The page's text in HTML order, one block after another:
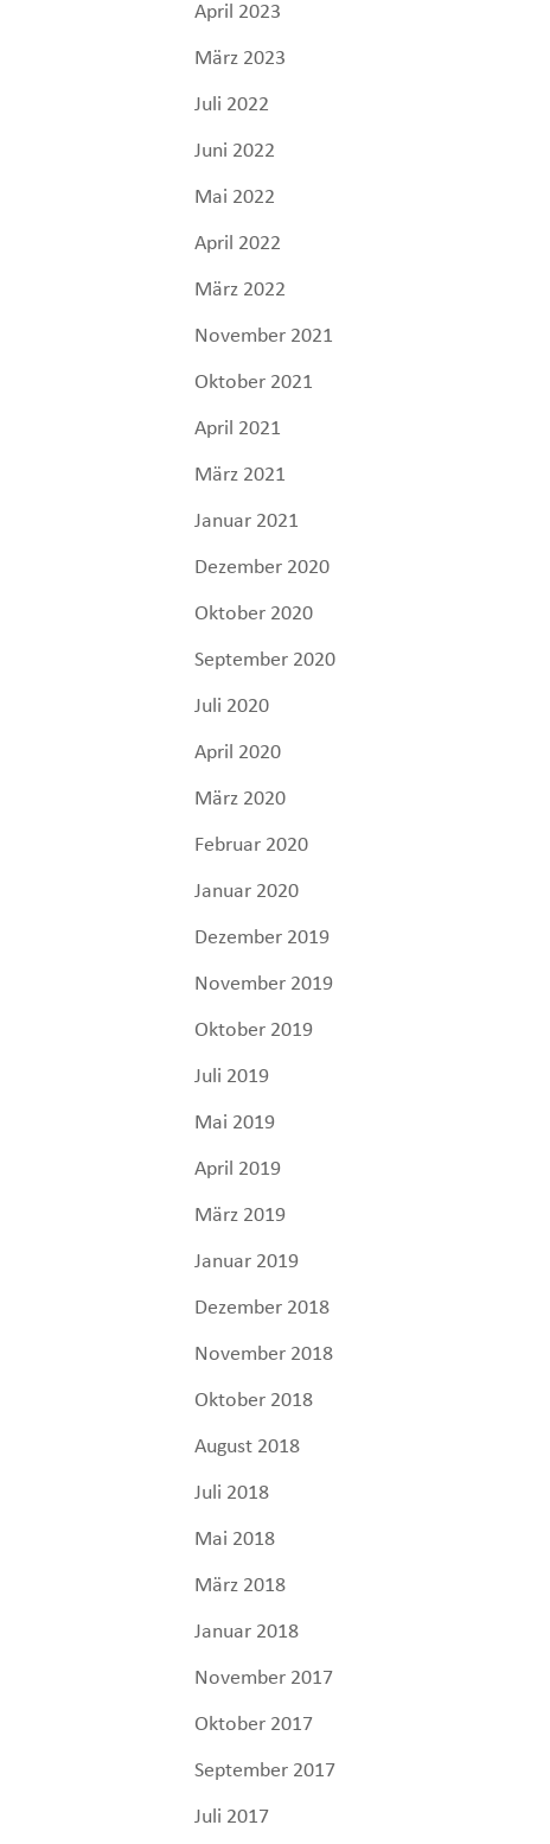
April 2023
März 2023
Juli 2022
Juni 2022
Mai 2022
April 2022
März 2022
November 2021
Oktober 2021
April 2021
März 2021
Januar 2021
Dezember 2020
Oktober 2020
September 2020
Juli 2020
April 2020
März 2020
Februar 2020
Januar 2020
Dezember 2019
November 2019
Oktober 2019
Juli 2019
Mai 2019
April 2019
März 2019
Januar 2019
Dezember 2018
November 2018
Oktober 2018
August 2018
Juli 2018
Mai 2018
März 2018
Januar 2018
November 2017
Oktober 2017
September 2017
Juli 2017